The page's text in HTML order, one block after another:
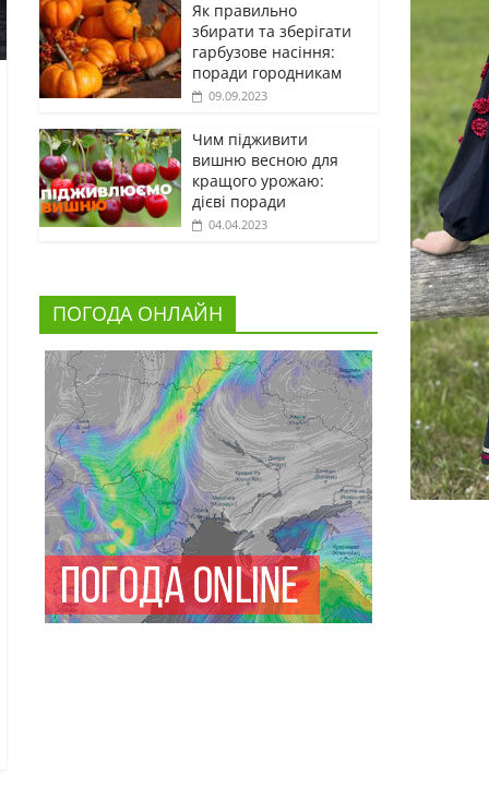
Як правильно
збирати та зберігати
гарбузове насіння:
поради городникам
09.09.2023
Чим підживити
вишню весною для
кращого урожаю:
дієві поради
04.04.2023
ПОГОДА ОНЛАЙН